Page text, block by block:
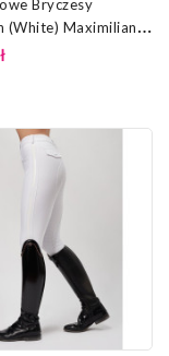
Bryczesy
(White) Maximilian